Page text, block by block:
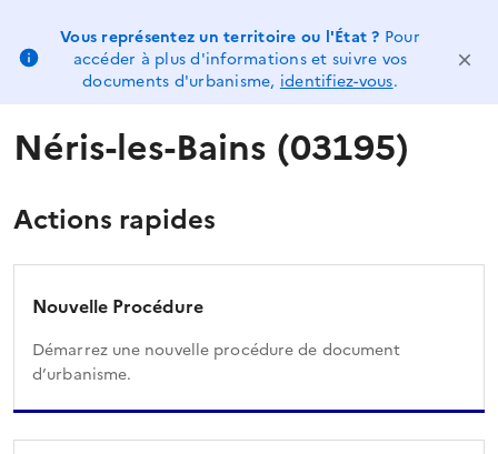
Vous représentez un territoire ou l'État ? Pour
accéder à plus d'informations et suivre vos
documents d'urbanisme, identifiez-vous.
Néris-les-Bains (03195)
Actions rapides
Nouvelle Procédure
Démarrez une nouvelle procédure de document
d’urbanisme.